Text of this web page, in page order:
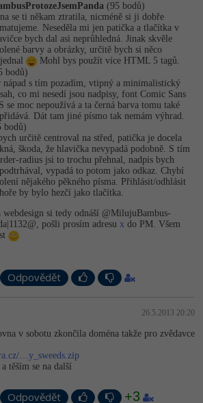
(95 bodů)
se ti někam ztratila, nicméně si ji dobře
Neseděla mi jen patička a tlačítka v
bych dal asi neprůhledná. Jinak skvěle
barvy a obrázky, určitě bych si něco
Mohl bys použít více HTML 5 tagů.
bodů)
nápad s tím pozadím, vtipný a minimalistický
co mi nesedí jsou nadpisy, font Comic Sans
se moc nepoužívá a ta černá barva tomu také
Dát tam jiné písmo tak nemám výhrad.
bodů)
určitě centroval na střed, patička je docela
škoda, že hlavička nevypadá podobně. S tím
radius jsi to trochu přehnal, nadpis bych
vypadá to potom jako odkaz. Chybí
nějakého pěkného písma. Přihlásit/odhlásit
by bylo hezčí jako tlačítka.
webdesign si tedy odnáší @MilujuBambus­
pošli prosím adresu x do PM. Všem
Odpovědět
26.5.2013 20:20
v sobotu zkončila doména takže pro zvědavce
…y_sweeds.zip
těším se na další
Odpovědět +3